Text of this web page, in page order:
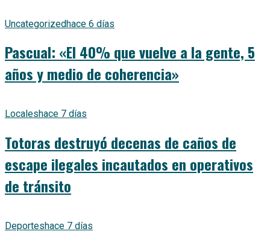
Uncategorizedhace 6 días
Pascual: «El 40% que vuelve a la gente, 5
años y medio de coherencia»
Localeshace 7 días
Totoras destruyó decenas de caños de
escape ilegales incautados en operativos
de tránsito
Deporteshace 7 días